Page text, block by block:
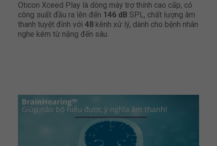
Oticon Xceed Play là dòng máy trợ thính cao cấp, có
công suất đầu ra lên đến 146 dB SPL, chất lượng âm
thanh tuyệt đỉnh với 48kênh xử lý, dành cho bệnh nhân
nghe kém từ nặng đến sâu.